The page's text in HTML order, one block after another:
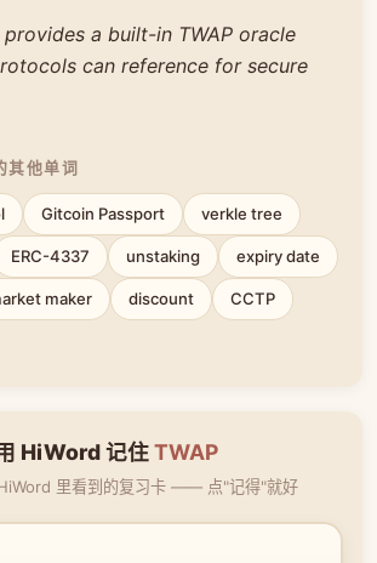
a built-in TWAP oracle
can reference for secure
其他单词
Gitcoin Passport verkle tree
ERC-4337 unstaking expiry date
maker discount CCTP
HiWord 记住TWAP
里看到的复习卡 —— 点"记得"就好